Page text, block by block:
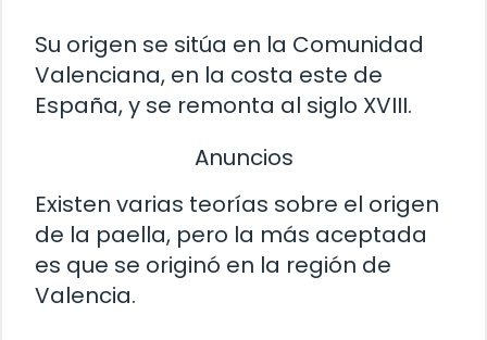
Su origen se sitúa en la Comunidad
Valenciana, en la costa este de
España, y se remonta al siglo XVIII.
Anuncios
Existen varias teorías sobre el origen
de la paella, pero la más aceptada
es que se originó en la región de
Valencia.